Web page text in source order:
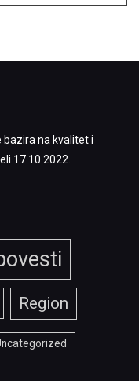
bazira na kvalitet i
17.10.2022.
Region